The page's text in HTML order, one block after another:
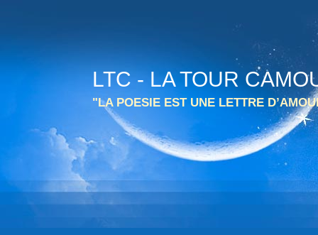
LTC - LA TOUR
"LA POESIE EST UNE LETTRE